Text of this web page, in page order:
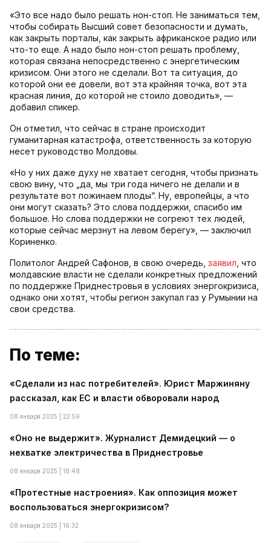
«Это все надо было решать нон-стоп. Не заниматься тем,
чтобы собирать Высший совет безопасности и думать,
как закрыть порталы, как закрыть африканское радио или
что-то еще. А надо было нон-стоп решать проблему,
которая связана непосредственно с энергетическим
кризисом. Они этого не сделали. Вот та ситуация, до
которой они ее довели, вот эта крайняя точка, вот эта
красная линия, до которой не стоило доводить», —
добавил спикер.
Он отметил, что сейчас в стране происходит
гуманитарная катастрофа, ответственность за которую
несет руководство Молдовы.
«Но у них даже духу не хватает сегодня, чтобы признать
свою вину, что „да, мы три года ничего не делали и в
результате вот пожинаем плоды“. Ну, европейцы, а что
они могут сказать? Это слова поддержки, спасибо им
большое. Но слова поддержки не согреют тех людей,
которые сейчас мерзнут на левом берегу», — заключил
Кориненко.
Политолог Андрей Сафонов, в свою очередь, заявил , что
молдавские власти не сделали конкретных предложений
по поддержке Приднестровья в условиях энергокризиса,
однако они хотят, чтобы регион закупал газ у Румынии на
свои средства.
По теме:
«Сделали из нас потребителей». Юрист Маржиняну
рассказал, как ЕС и власти обворовали народ
08 января 2025 | 22:59
«Оно не выдержит». Журналист Демидецкий — о
нехватке электричества в Приднестровье
08 января 2025 | 18:48
«Протестные настроения». Как оппозиция может
воспользоваться энергокризисом?
08 января 2025 | 16:32